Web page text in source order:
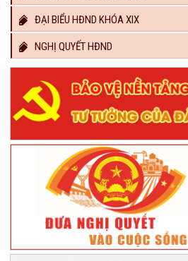
ĐẠI BIỂU HĐND KHÓA XIX
NGHỊ QUYẾT HĐND